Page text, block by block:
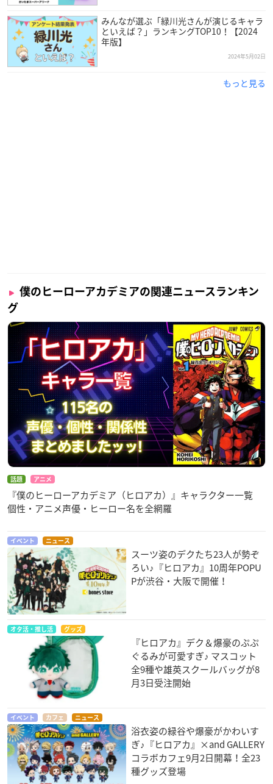
みんなが選ぶ「緑川光さんが演じるキャラ
といえば？」ランキングTOP10！【2024
年版】
2024年5月02日
もっと見る
僕のヒーローアカデミアの関連ニュースランキン
グ
話題 アニメ
『僕のヒーローアカデミア（ヒロアカ）』キャラクター一覧
個性・アニメ声優・ヒーロー名を全網羅
イベント ニュース
スーツ姿のデクたち23人が勢ぞ
ろい♪『ヒロアカ』10周年POPU
Pが渋谷・大阪で開催！
オタ活・推し活 グッズ
『ヒロアカ』デク＆爆豪のぷぷ
ぐるみが可愛すぎ♪ マスコット
全9種や雄英スクールバッグが8
月3日受注開始
イベント カフェ ニュース
浴衣姿の緑谷や爆豪がかわいす
ぎ♪『ヒロアカ』×and GALLERY
コラボカフェ9月2日開幕！全23
種グッズ登場